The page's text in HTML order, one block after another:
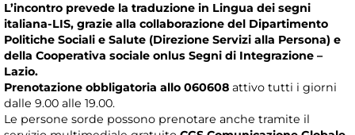
L’incontro prevede la traduzione in Lingua dei segni
italiana-LIS, grazie alla collaborazione del Dipartimento
Politiche Sociali e Salute (Direzione Servizi alla Persona) e
della Cooperativa sociale onlus Segni di Integrazione –
Lazio.
Prenotazione obbligatoria allo 060608 attivo tutti i giorni
dalle 9.00 alle 19.00.
Le persone sorde possono prenotare anche tramite il